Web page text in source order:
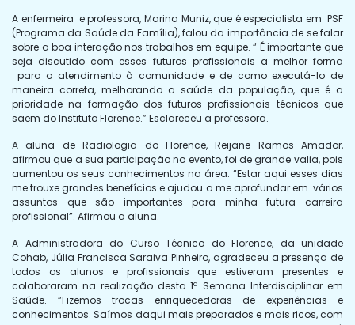
A enfermeira e professora, Marina Muniz, que é especialista em PSF
(Programa da Saúde da Família), falou da importância de se falar
sobre a boa interação nos trabalhos em equipe. “ É importante que
seja discutido com esses futuros profissionais a melhor forma
para o atendimento à comunidade e de como executá-lo de
maneira correta, melhorando a saúde da população, que é a
prioridade na formação dos futuros profissionais técnicos que
saem do Instituto Florence.” Esclareceu a professora.
A aluna de Radiologia do Florence, Reijane Ramos Amador,
afirmou que a sua participação no evento, foi de grande valia, pois
aumentou os seus conhecimentos na área. “Estar aqui esses dias
me trouxe grandes benefícios e ajudou a me aprofundar em vários
assuntos que são importantes para minha futura carreira
profissional”. Afirmou a aluna.
A Administradora do Curso Técnico do Florence, da unidade
Cohab, Júlia Francisca Saraiva Pinheiro, agradeceu a presença de
todos os alunos e profissionais que estiveram presentes e
colaboraram na realização desta 1ª Semana Interdisciplinar em
Saúde. “Fizemos trocas enriquecedoras de experiências e
conhecimentos. Saímos daqui mais preparados e mais ricos, com